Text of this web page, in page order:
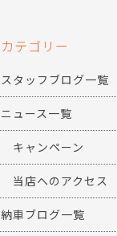
カテゴリー
スタッフブログ一覧
ニュース一覧
キャンペーン
当店へのアクセス
納車ブログ一覧